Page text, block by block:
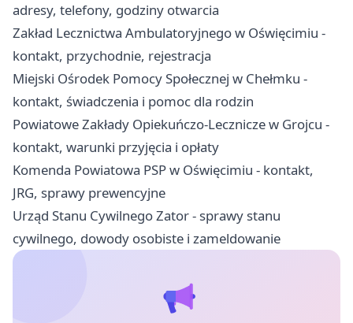
adresy, telefony, godziny otwarcia
Zakład Lecznictwa Ambulatoryjnego w Oświęcimiu -
kontakt, przychodnie, rejestracja
Miejski Ośrodek Pomocy Społecznej w Chełmku -
kontakt, świadczenia i pomoc dla rodzin
Powiatowe Zakłady Opiekuńczo-Lecznicze w Grojcu -
kontakt, warunki przyjęcia i opłaty
Komenda Powiatowa PSP w Oświęcimiu - kontakt,
JRG, sprawy prewencyjne
Urząd Stanu Cywilnego Zator - sprawy stanu
cywilnego, dowody osobiste i zameldowanie